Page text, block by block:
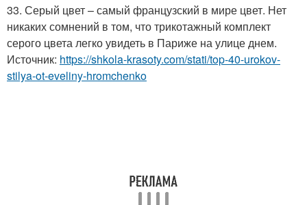
33. Серый цвет – самый французский в мире цвет. Нет
никаких сомнений в том, что трикотажный комплект
серого цвета легко увидеть в Париже на улице днем.
Источник: https://shkola-krasoty.com/stati/top-40-urokov-
stilya-ot-eveliny-hromchenko